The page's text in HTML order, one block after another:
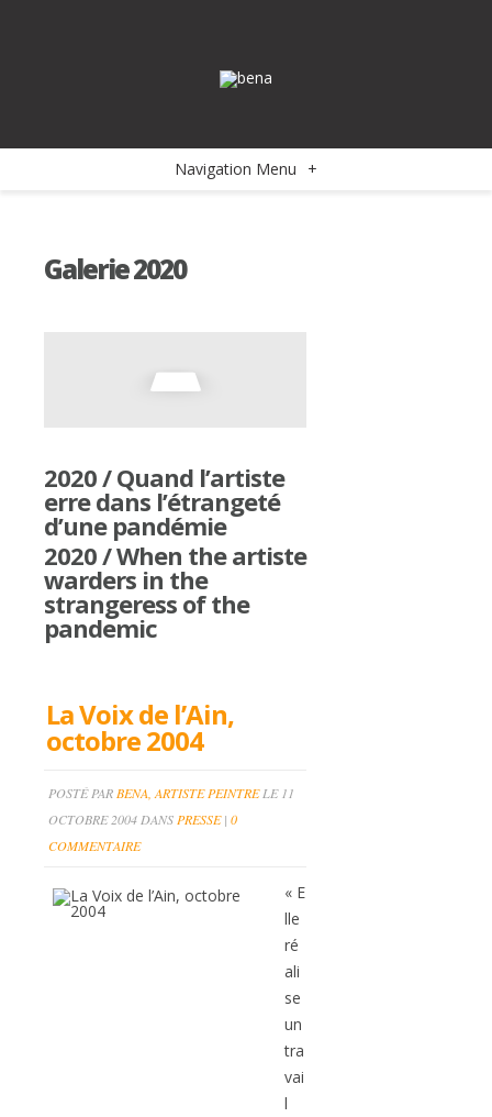
Navigation Menu +
Galerie 2020
2020 / Quand l’artiste
erre dans l’étrangeté
d’une pandémie
2020 / When the artiste
warders in the
strangeress of the
pandemic
La Voix de l’Ain,
octobre 2004
POSTÉ PAR BENA, ARTISTE PEINTRELE 11
OCTOBRE 2004 DANS PRESSE| 0
COMMENTAIRE
« E
lle
ré
ali
se
un
tra
vai
l